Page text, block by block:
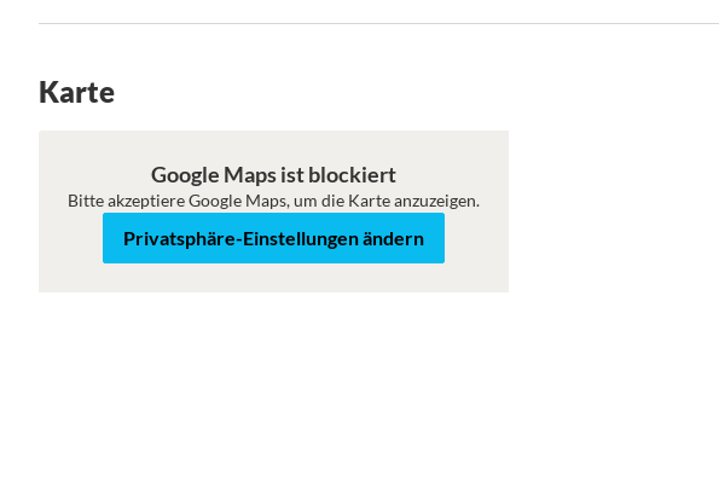
Karte
Satellit
Google Maps ist blockiert
Bitte akzeptiere Google Maps, um die Karte anzuzeigen.
Privatsphäre-Einstellungen ändern